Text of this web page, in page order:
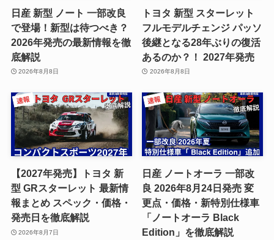
日産 新型 ノート 一部改良
で登場！新型は待つべき？
2026年発売の最新情報を徹
底解説
2026年8月8日
トヨタ 新型 スターレット
フルモデルチェンジ パッソ
後継となる28年ぶりの復活
あるのか？！ 2027年発売
2026年8月8日
【2027年発売】トヨタ 新
型 GRスターレット 最新情
報まとめ スペック・価格・
発売日を徹底解説
2026年8月7日
日産 ノートオーラ 一部改
良 2026年8月24日発売 変
更点・価格・新特別仕様車
「ノートオーラ Black
Edition」を徹底解説